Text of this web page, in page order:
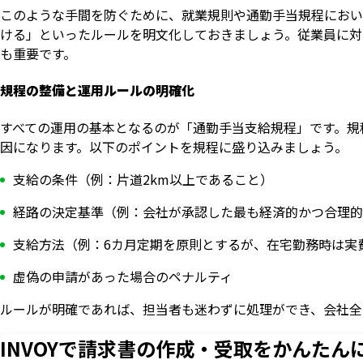
このような手間を防ぐために、就業規則や通勤手当規程にお
ける」といったルールを明文化しておきましょう。従業員に
も重要です。
規程の整備と運用ルールの明確化
すべての運用の基本となるのが「通勤手当支給規程」です。
因になります。以下のポイントを規程に盛り込みましょう。
支給の条件（例：片道2km以上であること）
経路の決定基準（例：会社が承認した最も経済的かつ合理
支給方法（例：6カ月定期を原則とするが、在宅勤務時は実
虚偽の申請があった場合のペナルティ
ルールが明確であれば、担当者も迷わずに処理ができ、会社
INVOYで請求書の作成・ 受取をかんたん